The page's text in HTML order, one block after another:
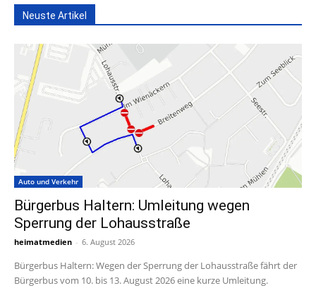
Neuste Artikel
Auto und Verkehr
Bürgerbus Haltern: Umleitung wegen
Sperrung der Lohausstraße
heimatmedien - 6. August 2026
Bürgerbus Haltern: Wegen der Sperrung der Lohausstraße fährt der
Bürgerbus vom 10. bis 13. August 2026 eine kurze Umleitung.